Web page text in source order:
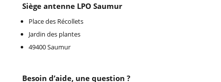
Siège antenne LPO Saumur
Place des Récollets
Jardin des plantes
49400 Saumur
Besoin d’aide, une question ?